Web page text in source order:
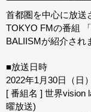
首都圏を中心に放送
TOKYO FMの番組
BALIISMが紹介され
■放送日時
2022年1月30日（日
[ 番組名 ] 世界vision
曜放送)